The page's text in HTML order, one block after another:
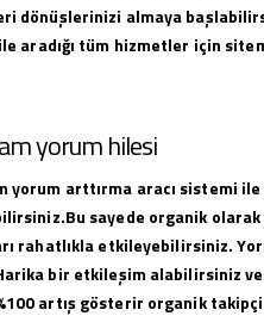
dönüşlerinizi almaya
aradığı tüm hizmetler için
yorum hilesi
yorum arttırma aracı sistemi
sayede organik olarak
rahatlıkla etkileyebilirsiniz.
bir etkileşim alabilirsiniz ve
artış gösterir organik